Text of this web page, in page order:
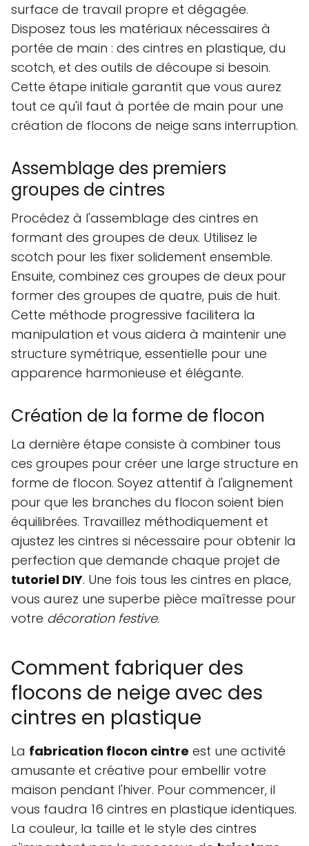
surface de travail propre et dégagée.
Disposez tous les matériaux nécessaires à
portée de main : des cintres en plastique, du
scotch, et des outils de découpe si besoin.
Cette étape initiale garantit que vous aurez
tout ce qu'il faut à portée de main pour une
création de flocons de neige sans interruption.
Assemblage des premiers
groupes de cintres
Procédez à l'assemblage des cintres en
formant des groupes de deux. Utilisez le
scotch pour les fixer solidement ensemble.
Ensuite, combinez ces groupes de deux pour
former des groupes de quatre, puis de huit.
Cette méthode progressive facilitera la
manipulation et vous aidera à maintenir une
structure symétrique, essentielle pour une
apparence harmonieuse et élégante.
Création de la forme de flocon
La dernière étape consiste à combiner tous
ces groupes pour créer une large structure en
forme de flocon. Soyez attentif à l'alignement
pour que les branches du flocon soient bien
équilibrées. Travaillez méthodiquement et
ajustez les cintres si nécessaire pour obtenir la
perfection que demande chaque projet de
tutoriel DIY. Une fois tous les cintres en place,
vous aurez une superbe pièce maîtresse pour
votre décoration festive.
Comment fabriquer des
flocons de neige avec des
cintres en plastique
La fabrication flocon cintre est une activité
amusante et créative pour embellir votre
maison pendant l'hiver. Pour commencer, il
vous faudra 16 cintres en plastique identiques.
La couleur, la taille et le style des cintres